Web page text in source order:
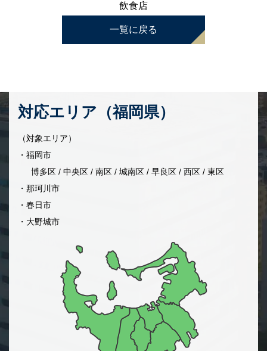
飲食店
一覧に戻る
対応エリア（福岡県）
（対象エリア）
・福岡市
博多区 / 中央区 / 南区 / 城南区 / 早良区 / 西区 / 東区
・那珂川市
・春日市
・大野城市